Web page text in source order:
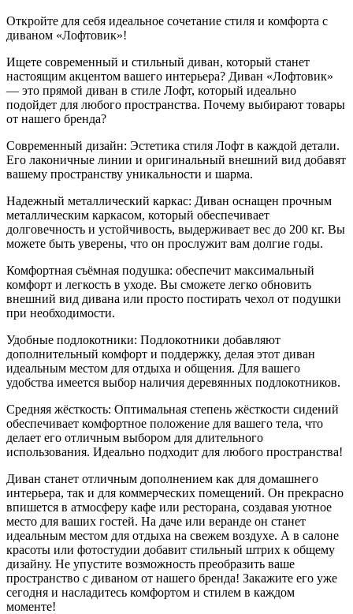
белый
металл
Откройте для себя идеальное сочетание стиля и комфорта с
диваном «Лофтовик»!
Ищете современный и стильный диван, который станет
настоящим акцентом вашего интерьера? Диван «Лофтовик»
— это прямой диван в стиле Лофт, который идеально
подойдет для любого пространства. Почему выбирают товары
от нашего бренда?
Современный дизайн: Эстетика стиля Лофт в каждой детали.
Его лаконичные линии и оригинальный внешний вид добавят
вашему пространству уникальности и шарма.
Надежный металлический каркас: Диван оснащен прочным
металлическим каркасом, который обеспечивает
долговечность и устойчивость, выдерживает вес до 200 кг. Вы
можете быть уверены, что он прослужит вам долгие годы.
Комфортная съёмная подушка: обеспечит максимальный
комфорт и легкость в уходе. Вы сможете легко обновить
внешний вид дивана или просто постирать чехол от подушки
при необходимости.
Удобные подлокотники: Подлокотники добавляют
дополнительный комфорт и поддержку, делая этот диван
идеальным местом для отдыха и общения. Для вашего
удобства имеется выбор наличия деревянных подлокотников.
Средняя жёсткость: Оптимальная степень жёсткости сидений
обеспечивает комфортное положение для вашего тела, что
делает его отличным выбором для длительного
использования. Идеально подходит для любого пространства!
Диван станет отличным дополнением как для домашнего
интерьера, так и для коммерческих помещений. Он прекрасно
впишется в атмосферу кафе или ресторана, создавая уютное
место для ваших гостей. На даче или веранде он станет
идеальным местом для отдыха на свежем воздухе. А в салоне
красоты или фотостудии добавит стильный штрих к общему
дизайну. Не упустите возможность преобразить ваше
пространство с диваном от нашего бренда! Закажите его уже
сегодня и насладитесь комфортом и стилем в каждом
моменте!